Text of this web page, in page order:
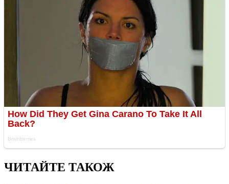
ЧИТАЙТЕ ТАКОЖ